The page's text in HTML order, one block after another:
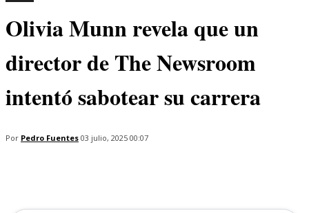
Olivia Munn revela que un
director de The Newsroom
intentó sabotear su carrera
Por Pedro Fuentes 03 julio, 2025 00:07